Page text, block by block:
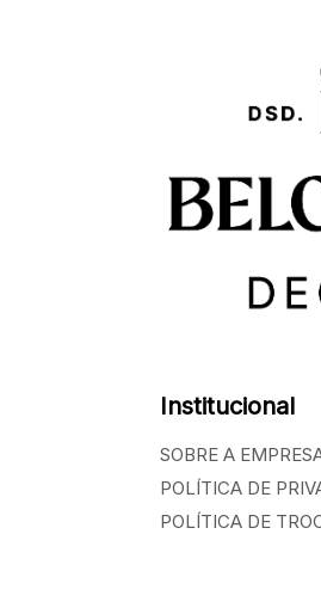
Institucional
SOBRE A
POLÍTICA DE
POLÍTICA DE